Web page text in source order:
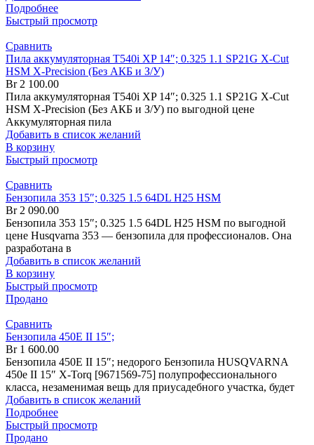
Подробнее
Быстрый просмотр
Сравнить
Пила аккумуляторная T540i XP 14″; 0.325 1.1 SP21G X-Cut
HSM X-Precision (Без АКБ и З/У)
Br2 100.00
Пила аккумуляторная T540i XP 14″; 0.325 1.1 SP21G X-Cut
HSM X-Precision (Без АКБ и З/У) по выгодной цене
Аккумуляторная пила
Добавить в список желаний
В корзину
Быстрый просмотр
Сравнить
Бензопила 353 15″; 0.325 1.5 64DL H25 HSM
Br2 090.00
Бензопила 353 15″; 0.325 1.5 64DL H25 HSM по выгодной
цене Husqvarna 353 — бензопила для профессионалов. Она
разработана в
Добавить в список желаний
В корзину
Быстрый просмотр
Продано
Сравнить
Бензопила 450Е II 15″;
Br1 600.00
Бензопила 450Е II 15″; недорого Бензопила HUSQVARNA
450е II 15″ X-Torq [9671569-75] полупрофессионального
класса, незаменимая вещь для приусадебного участка, будет
Добавить в список желаний
Подробнее
Быстрый просмотр
Продано